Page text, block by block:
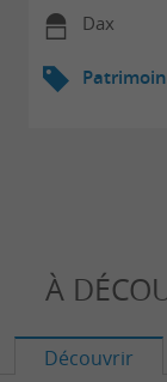
Dax
À
Découvrir